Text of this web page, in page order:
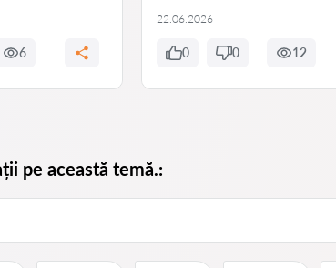
6
22.06.2026
0 0 12
pe această temă.: